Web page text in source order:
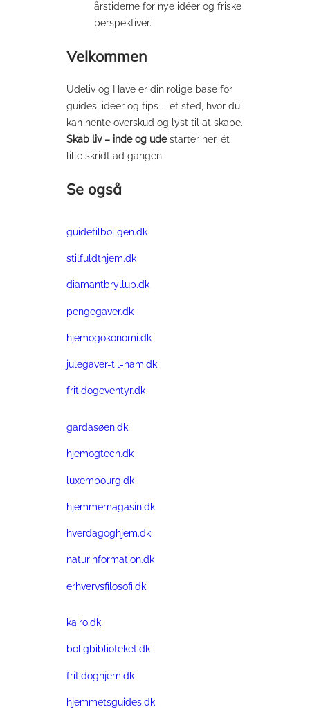
årstiderne for nye idéer og friske
perspektiver.
Velkommen
Udeliv og Have er din rolige base for
guides, idéer og tips – et sted, hvor du
kan hente overskud og lyst til at skabe.
Skab liv – inde og udestarter her, ét
lille skridt ad gangen.
Se også
guidetilboligen.dk
stilfuldthjem.dk
diamantbryllup.dk
pengegaver.dk
hjemogokonomi.dk
julegaver-til-ham.dk
fritidogeventyr.dk
gardasøen.dk
hjemogtech.dk
luxembourg.dk
hjemmemagasin.dk
hverdagoghjem.dk
naturinformation.dk
erhvervsfilosofi.dk
kairo.dk
boligbiblioteket.dk
fritidoghjem.dk
hjemmetsguides.dk